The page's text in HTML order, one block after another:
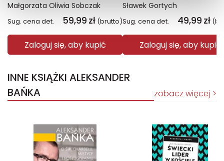
Małgorzata Oliwia Sobczak
Sug. cena det. 59,99 zł (brutto)
Zaloguj się, aby kupić
Sławek Gortych
Sug. cena det. 49,99 zł
Zaloguj się, aby kupić
INNE KSIĄŻKI ALEKSANDER
BAŃKA
zobacz więcej